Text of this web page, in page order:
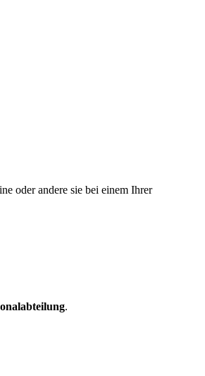
oder andere sie bei einem Ihrer
.